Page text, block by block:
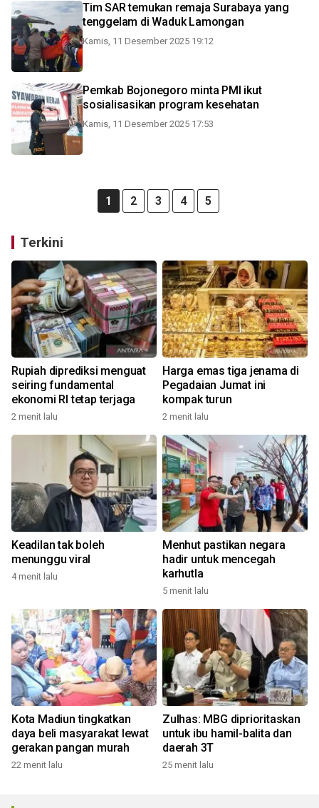
Tim SAR temukan remaja Surabaya yang
tenggelam di Waduk Lamongan
Kamis, 11 Desember 2025 19:12
Pemkab Bojonegoro minta PMI ikut
sosialisasikan program kesehatan
Kamis, 11 Desember 2025 17:53
1 2 3 4 5
Terkini
Rupiah diprediksi menguat
seiring fundamental
ekonomi RI tetap terjaga
2 menit lalu
Harga emas tiga jenama di
Pegadaian Jumat ini
kompak turun
2 menit lalu
Keadilan tak boleh
menunggu viral
4 menit lalu
Menhut pastikan negara
hadir untuk mencegah
karhutla
5 menit lalu
Kota Madiun tingkatkan
daya beli masyarakat lewat
gerakan pangan murah
22 menit lalu
Zulhas: MBG diprioritaskan
untuk ibu hamil-balita dan
daerah 3T
25 menit lalu